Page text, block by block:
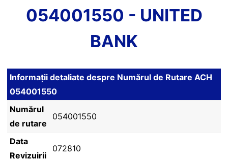
054001550 - UNITED
BANK
Informații detaliate despre Numărul de Rutare ACH
054001550
Numărul
de rutare
054001550
Data
Revizuirii
072810